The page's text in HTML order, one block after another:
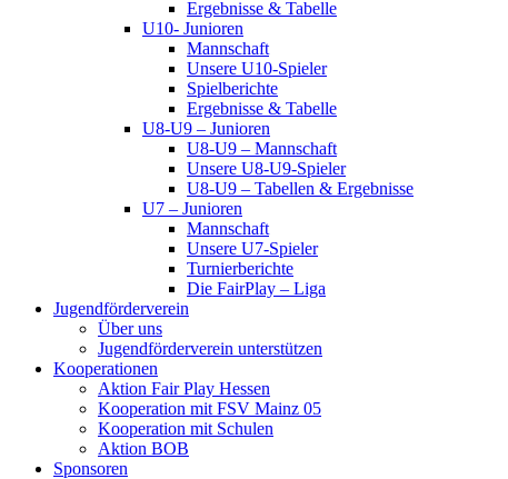
Ergebnisse & Tabelle
U10- Junioren
Mannschaft
Unsere U10-Spieler
Spielberichte
Ergebnisse & Tabelle
U8-U9 – Junioren
U8-U9 – Mannschaft
Unsere U8-U9-Spieler
U8-U9 – Tabellen & Ergebnisse
U7 – Junioren
Mannschaft
Unsere U7-Spieler
Turnierberichte
Die FairPlay – Liga
Jugendförderverein
Über uns
Jugendförderverein unterstützen
Kooperationen
Aktion Fair Play Hessen
Kooperation mit FSV Mainz 05
Kooperation mit Schulen
Aktion BOB
Sponsoren